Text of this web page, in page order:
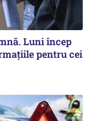
Luni încep
pentru cei